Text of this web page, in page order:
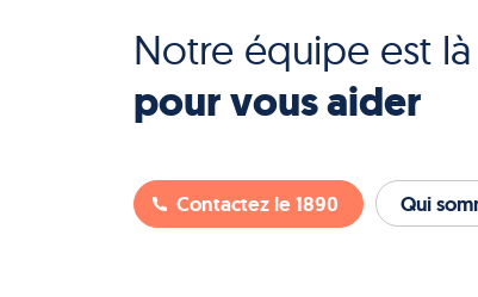
Notre équipe est là
pour vous aider
Contactez le 1890 Qui